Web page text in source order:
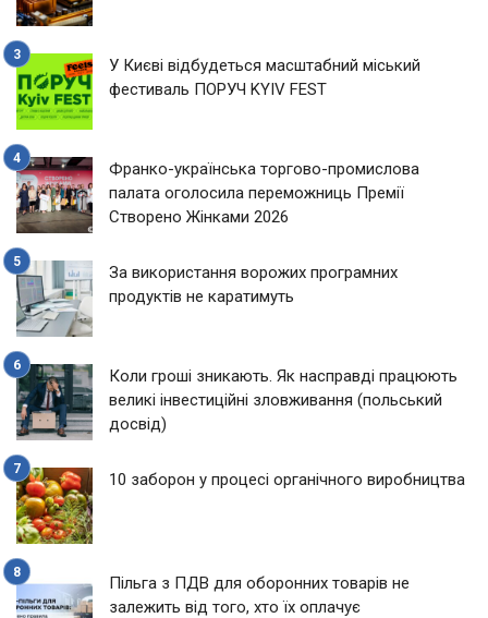
У Києві відбудеться масштабний міський
фестиваль ПОРУЧ KYIV FEST
Франко-українська торгово-промислова
палата оголосила переможниць Премії
Створено Жінками 2026
За використання ворожих програмних
продуктів не каратимуть
Коли гроші зникають. Як насправді працюють
великі інвестиційні зловживання (польський
досвід)
10 заборон у процесі органічного виробництва
Пільга з ПДВ для оборонних товарів не
залежить від того, хто їх оплачує